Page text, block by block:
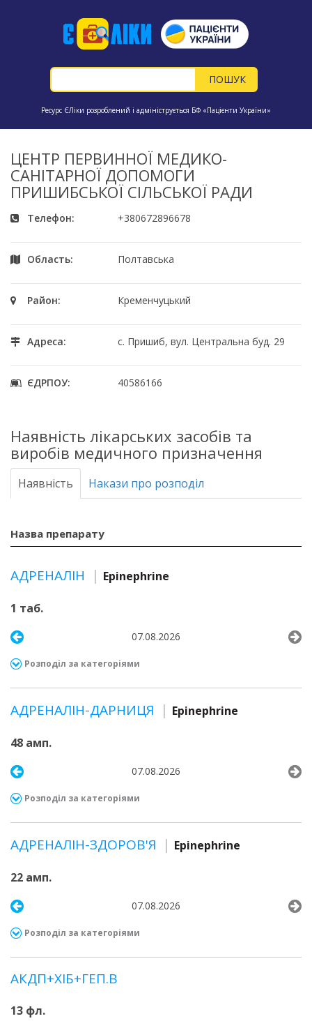
Ресурс ЄЛіки розроблений і адмініструється БФ «Пацієнти України»
ЦЕНТР ПЕРВИННОЇ МЕДИКО-
САНІТАРНОЇ ДОПОМОГИ
ПРИШИБСЬКОЇ СІЛЬСЬКОЇ РАДИ
Телефон: +380672896678
Область: Полтавська
Район: Кременчуцький
Адреса: с. Пришиб, вул. Центральна буд. 29
ЄДРПОУ: 40586166
Наявність лікарських засобів та
виробів медичного призначення
Наявність Накази про розподіл
Назва препарату
АДРЕНАЛІН Epinephrine
1 таб.
07.08.2026
Розподіл за категоріями
АДРЕНАЛІН-ДАРНИЦЯ Epinephrine
48 амп.
07.08.2026
Розподіл за категоріями
АДРЕНАЛІН-ЗДОРОВ'Я Epinephrine
22 амп.
07.08.2026
Розподіл за категоріями
АКДП+ХІБ+ГЕП.В
13 фл.